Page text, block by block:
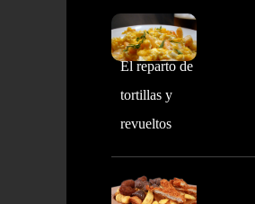
El reparto de
tortillas y
revueltos